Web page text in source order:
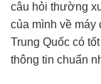
câu hỏi thường
của mình về máy
Trung Quốc có
thông tin chuẩn